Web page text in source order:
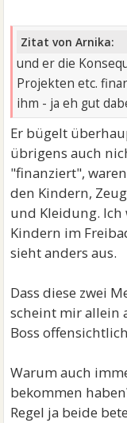
Zitat von Arnika:
und er die
Projekten etc.
ihm - ja eh gut
Er bügelt
übrigens auch
"finanziert",
den Kindern,
und Kleidung.
Kindern im
sieht anders aus.
Dass diese zwei
scheint mir allein
Boss
Warum auch
bekommen
Regel ja beide